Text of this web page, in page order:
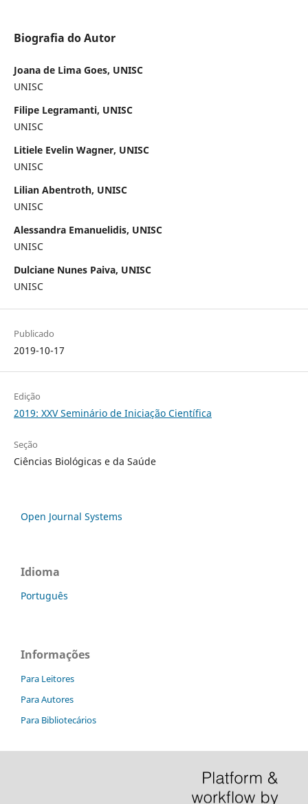
Biografia do Autor
Joana de Lima Goes, UNISC
UNISC
Filipe Legramanti, UNISC
UNISC
Litiele Evelin Wagner, UNISC
UNISC
Lilian Abentroth, UNISC
UNISC
Alessandra Emanuelidis, UNISC
UNISC
Dulciane Nunes Paiva, UNISC
UNISC
Publicado
2019-10-17
Edição
2019: XXV Seminário de Iniciação Científica
Seção
Ciências Biológicas e da Saúde
Open Journal Systems
Idioma
Português
Informações
Para Leitores
Para Autores
Para Bibliotecários